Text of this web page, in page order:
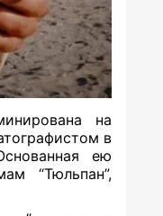
на
в
ею
“Тюльпан”,